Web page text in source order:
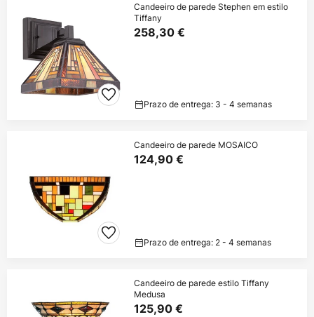
Candeeiro de parede Stephen em estilo
Tiffany
258,30 €
Prazo de entrega: 3 - 4 semanas
Candeeiro de parede MOSAICO
124,90 €
Prazo de entrega: 2 - 4 semanas
Candeeiro de parede estilo Tiffany
Medusa
125,90 €